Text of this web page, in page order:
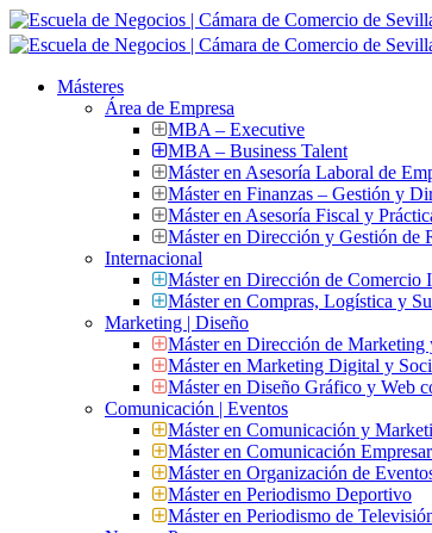
Másteres
Área de Empresa
MBA – Executive
MBA – Business Talent
Máster en Asesoría Laboral de
Máster en Finanzas – Gestión y
Máster en Asesoría Fiscal y
Máster en Dirección y Gestión de
Internacional
Máster en Dirección de
Máster en Compras, Logística y
Marketing | Diseño
Máster en Dirección de Marketing
Máster en Marketing Digital y
Máster en Diseño Gráfico y Web
Comunicación | Eventos
Máster en Comunicación y
Máster en Comunicación
Máster en Organización de
Máster en Periodismo Deportivo
Máster en Periodismo de